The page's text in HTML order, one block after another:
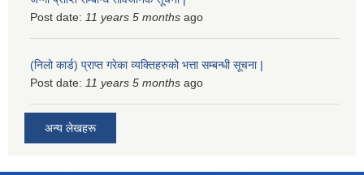
Post date: 11 years 5 months ago
(निलो कार्ड) प्राप्त गरेका व्यक्तिहरुको भत्ता सम्बन्धी सूचना |
Post date: 11 years 5 months ago
अन्य लेखहरू